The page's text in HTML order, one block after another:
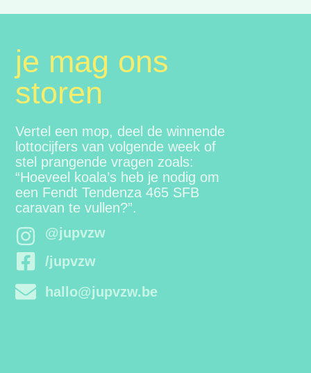
je mag ons
storen
Vertel een mop, deel de winnende
lottocijfers van volgende week of
stel prangende vragen zoals:
“Hoeveel koala’s heb je nodig om
een Fendt Tendenza 465 SFB
caravan te vullen?”.
@jupvzw
/jupvzw
hallo@jupvzw.be